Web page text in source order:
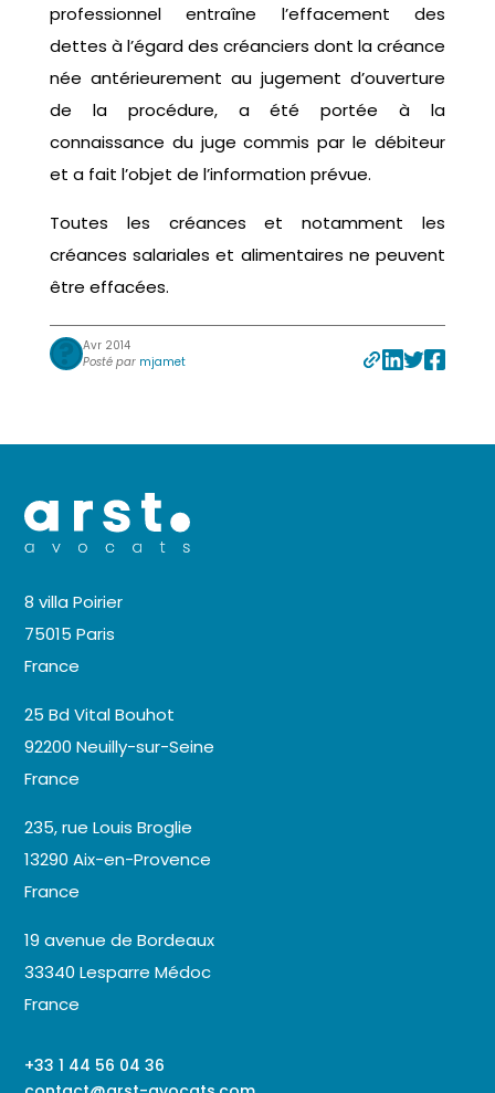
professionnel entraîne l’effacement des
dettes à l’égard des créanciers dont la créance
née antérieurement au jugement d’ouverture
de la procédure, a été portée à la
connaissance du juge commis par le débiteur
et a fait l’objet de l’information prévue.
Toutes les créances et notamment les
créances salariales et alimentaires ne peuvent
être effacées.
Avr 2014
Posté par mjamet
8 villa Poirier
75015 Paris
France
25 Bd Vital Bouhot
92200 Neuilly-sur-Seine
France
235, rue Louis Broglie
13290 Aix-en-Provence
France
19 avenue de Bordeaux
33340 Lesparre Médoc
France
+33 1 44 56 04 36